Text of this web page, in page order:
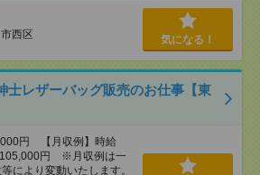
西区 気になる！
士レザーバッグ販売のお仕事【東
円 【月収例】時給
105,000円 ※月収例は一
により変動いたします。